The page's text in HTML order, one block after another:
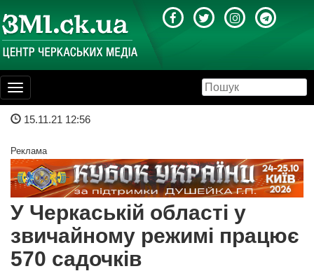
Toggle
navigation
15.11.21 12:56
Реклама
У Черкаській області у
звичайному режимі працює
570 садочків